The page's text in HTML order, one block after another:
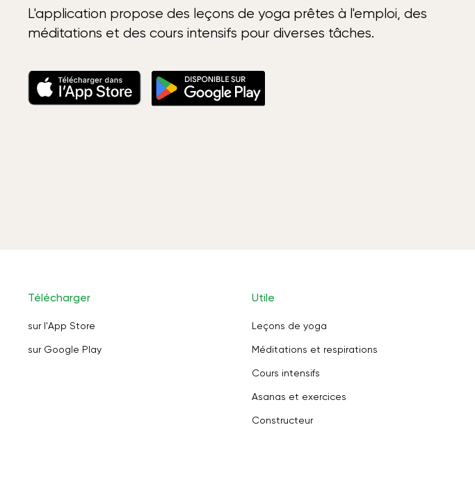
L'application propose des leçons de yoga prêtes à l'emploi, des
méditations et des cours intensifs pour diverses tâches.
Télécharger
sur l'App Store
sur Google Play
Utile
Leçons de yoga
Méditations et respirations
Cours intensifs
Asanas et exercices
Constructeur